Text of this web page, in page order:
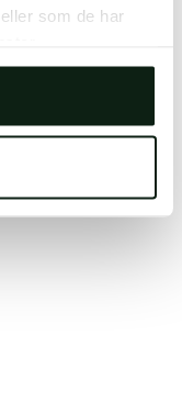
som de har